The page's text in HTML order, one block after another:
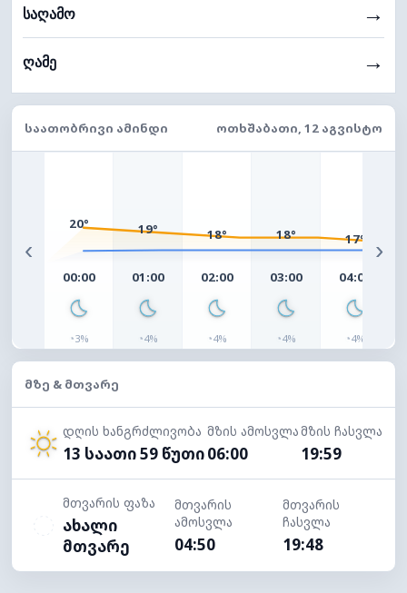
საღამო →
ღამე →
ᲡᲐᲐᲗᲝᲑᲠᲘᲕᲘ ᲐᲛᲘᲜᲓᲘ ᲝᲗᲮᲨᲐᲑᲐᲗᲘ, 12 ᲐᲒᲕᲘᲡᲢᲝ
‹
20°
00:00
◔3%
19°
01:00
◔4%
18°
02:00
◔4%
18°
03:00
◔4%
17°
04:00
◔4%
›
ᲛᲖᲔ & ᲛᲗᲕᲐᲠᲔ
დღის ხანგრძლივობა
13 საათი 59 წუთი
მზის ამოსვლა
06:00
მზის ჩასვლა
19:59
მთვარის ფაზა
ახალი
მთვარე
მთვარის
ამოსვლა
04:50
მთვარის
ჩასვლა
19:48